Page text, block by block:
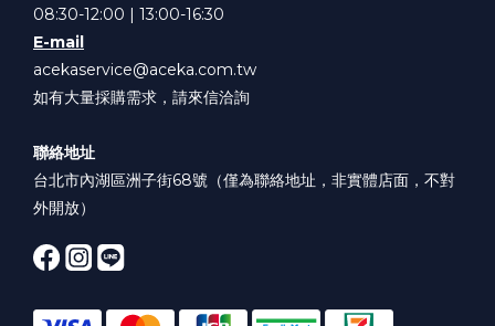
08:30-12:00 | 13:00-16:30
E-mail
acekaservice@aceka.com.tw
如有大量採購需求，請來信洽詢
聯絡地址
台北市內湖區洲子街68號（僅為聯絡地址，非實體店面，不對
外開放）